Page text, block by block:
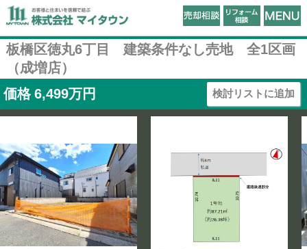
板橋区徳丸6丁目 建築条件なし売地 全1区画
（成増店）
価格 6,499万円 検討リストに追加